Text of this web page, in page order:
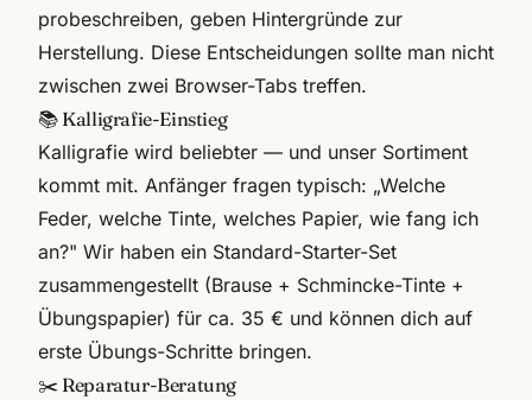
probeschreiben, geben Hintergründe zur
Herstellung. Diese Entscheidungen sollte man nicht
zwischen zwei Browser-Tabs treffen.
📚 Kalligrafie-Einstieg
Kalligrafie wird beliebter — und unser Sortiment
kommt mit. Anfänger fragen typisch: „Welche
Feder, welche Tinte, welches Papier, wie fang ich
an?" Wir haben ein Standard-Starter-Set
zusammengestellt (Brause + Schmincke-Tinte +
Übungspapier) für ca. 35 € und können dich auf
erste Übungs-Schritte bringen.
✂️ Reparatur-Beratung